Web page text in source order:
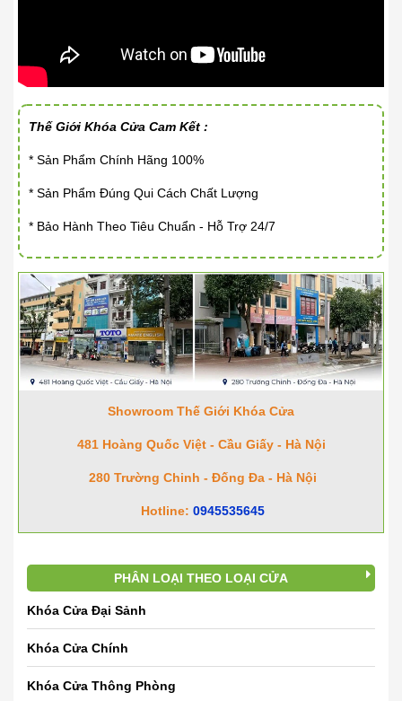
Thế Giới Khóa Cửa Cam Kết :
* Sản Phẩm Chính Hãng 100%
* Sản Phẩm Đúng Qui Cách Chất Lượng
* Bảo Hành Theo Tiêu Chuẩn - Hỗ Trợ 24/7
Showroom Thế Giới Khóa Cửa
481 Hoàng Quốc Việt - Cầu Giấy - Hà Nội
280 Trường Chinh - Đống Đa - Hà Nội
Hotline: 0945535645
PHÂN LOẠI THEO LOẠI CỬA
Khóa Cửa Đại Sảnh
Khóa Cửa Chính
Khóa Cửa Thông Phòng